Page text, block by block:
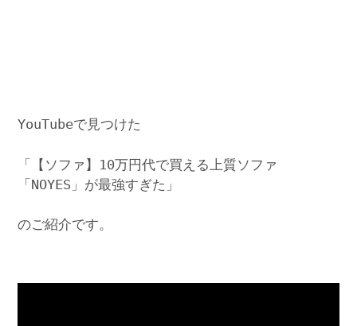
YouTubeで見つけた
「【ソファ】10万円代で買える上質ソファ
「NOYES」が最強すぎた」
のご紹介です。